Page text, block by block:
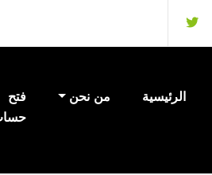
الرئيسية من نحن
فتح